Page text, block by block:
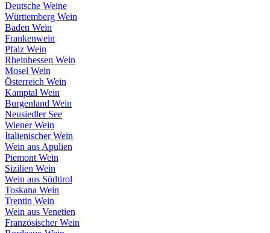
Deutsche Weine
Württemberg Wein
Baden Wein
Frankenwein
Pfalz Wein
Rheinhessen Wein
Mosel Wein
Österreich Wein
Kamptal Wein
Burgenland Wein
Neusiedler See
Wiener Wein
Italienischer Wein
Wein aus Apulien
Piemont Wein
Sizilien Wein
Wein aus Südtirol
Toskana Wein
Trentin Wein
Wein aus Venetien
Französischer Wein